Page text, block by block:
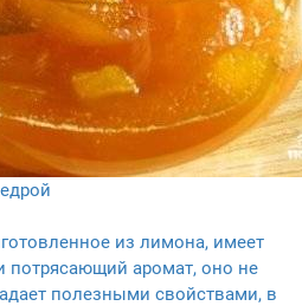
из лимона, имеет
потрясающий аромат, оно не
полезными свойствами, в